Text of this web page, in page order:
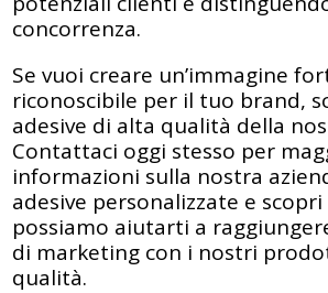
concorrenza.
Se vuoi creare un’immagine
riconoscibile per il tuo brand,
adesive di alta qualità della
Contattaci oggi stesso per
informazioni sulla nostra
adesive personalizzate e scopri
possiamo aiutarti a
di marketing con i nostri
qualità.